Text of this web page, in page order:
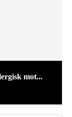
mot...